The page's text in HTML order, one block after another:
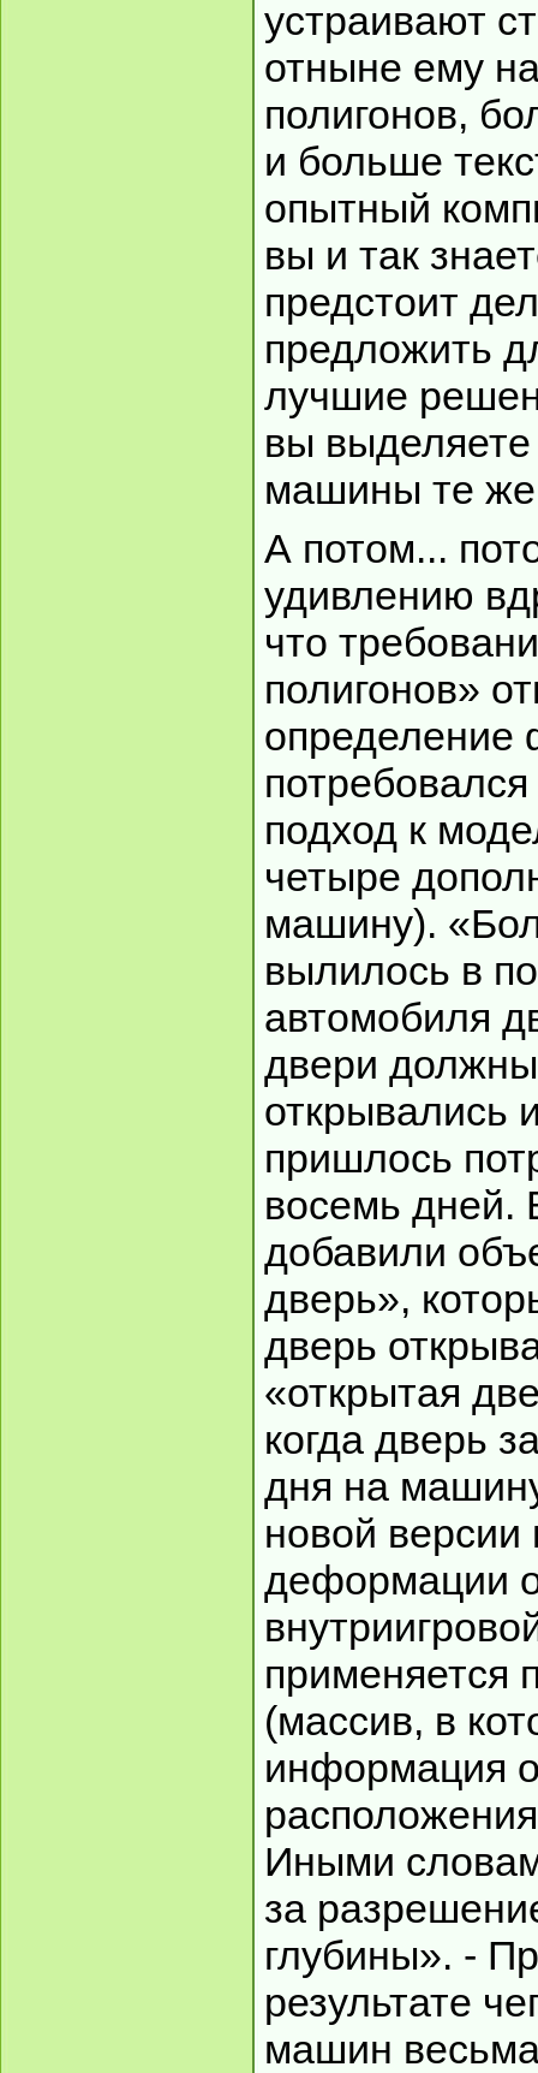
устраивают
отныне ему
полигонов,
и больше
опытный
вы и так
предстоит
предложить
лучшие
вы
машины те
А потом...
удивлению
что
полигонов»
подход к
четыре
машину).
вылилось в
автомобиля
двери
открывались
пришлось
восемь дней.
добавили
дверь»,
дверь
«открытая
когда дверь
дня на
новой версии
деформации
применяется
(массив, в
информация
Иными
за
глубины». -
результате
машин